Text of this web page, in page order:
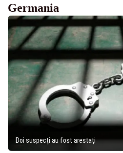
Germania
Doi suspecți au fost arestați